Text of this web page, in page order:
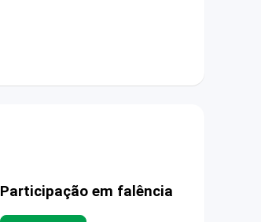
Participação em falência